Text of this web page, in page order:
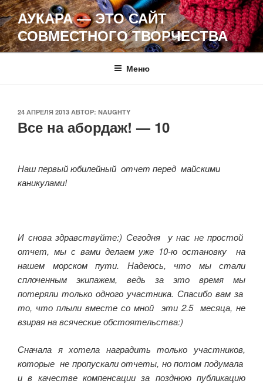
Перейти
к
содержимому
АУКАРА — ЭТО САЙТ
СОВМЕСТНОГО ТВОРЧЕСТВА
Меню
ОПУБЛИКОВАНО
24 АПРЕЛЯ 2013 АВТОР: NAUGHTY
Все на абордаж! — 10
Наш первый юбилейный отчет перед майскими
каникулами!
И снова здравствуйте:) Сегодня у нас не простой
отчет, мы с вами делаем уже 10-ю остановку на
нашем морском пути. Надеюсь, что мы стали
сплоченным экипажем, ведь за это время мы
потеряли только одного участника. Спасибо вам за
то, что плыли вместе со мной эти 2.5 месяца, не
взирая на всяческие обстоятельства:)
Сначала я хотела наградить только участников,
которые не пропускали отчеты, но потом подумала
и в качестве компенсации за позднюю публикацию